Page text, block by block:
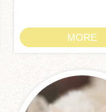
MORE